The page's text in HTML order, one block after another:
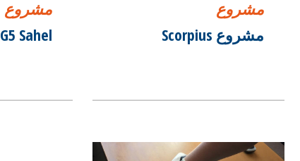
مشروع
مشروع Scorpius
مشروع
G5 Sahel